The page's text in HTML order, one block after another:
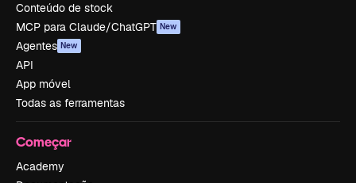
Conteúdo de stock
MCP para Claude/ChatGPT New
Agentes New
API
App móvel
Todas as ferramentas
Começar
Academy